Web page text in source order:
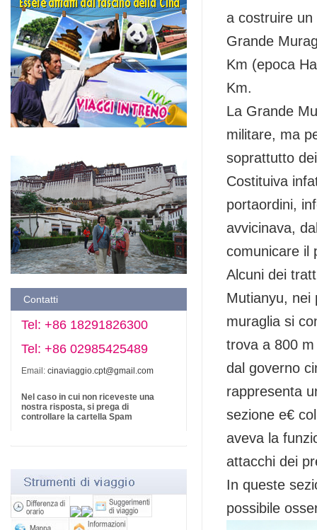
Contatti
Tel: +86 18291826300
Tel: +86 02985425489
Email: cinaviaggio.cpt@gmail.com
Nel caso in cui non riceveste una
nostra risposta, si prega di
controllare la cartella Spam
a costruire un
Grande
Km (epoca
Km.
La Grande
militare, ma
soprattutto
Costituiva
portaordini,
avvicinava,
comunicare il
Alcuni dei
Mutianyu, nei
muraglia si
trova a 800
dal governo
rappresenta
sezione e€
aveva la
attacchi dei
In queste
possibile